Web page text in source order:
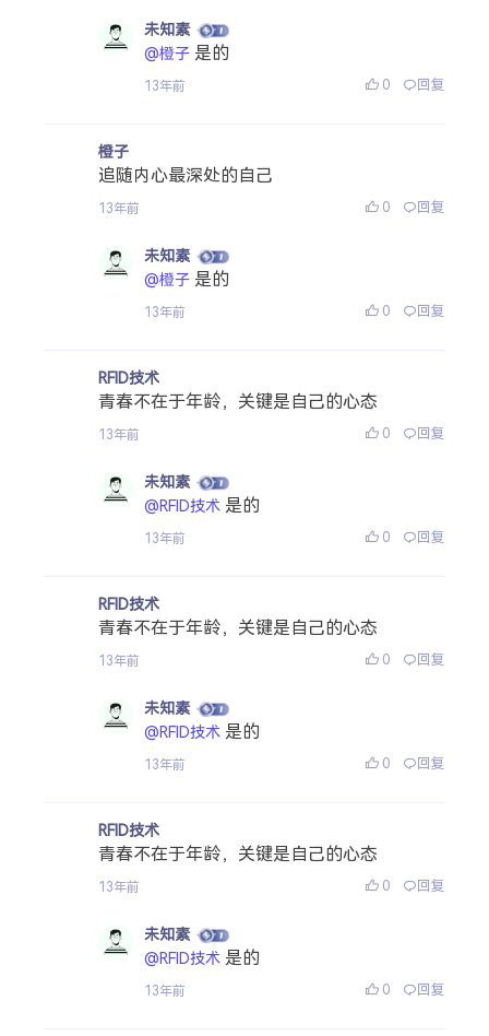
未知素
@橙子 是的
13年前 0 回复
橙子
追随内心最深处的自己
13年前 0 回复
未知素
@橙子 是的
13年前 0 回复
RFID技术
青春不在于年龄，关键是自己的心态
13年前 0 回复
未知素
@RFID技术 是的
13年前 0 回复
RFID技术
青春不在于年龄，关键是自己的心态
13年前 0 回复
未知素
@RFID技术 是的
13年前 0 回复
RFID技术
青春不在于年龄，关键是自己的心态
13年前 0 回复
未知素
@RFID技术 是的
13年前 0 回复